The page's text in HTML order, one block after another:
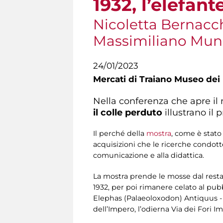
1932,
Nicoletta
Massimiliano
24/01/2023
Mercati di Traiano Museo
Nella conferenza che apre
il colle perduto illustrano il
Il perché della mostra, come è
acquisizioni che le ricerche
comunicazione e alla didattica.
La mostra prende le mosse dal
1932, per poi rimanere celato al
Elephas (Palaeoloxodon) Antiquus
dell’Impero, l’odierna Via dei Fori